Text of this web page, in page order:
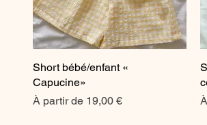
Aperçu rapide
Short bébé/enfant «
Capucine»
À partir de 19,00 €
Prix promotionnel